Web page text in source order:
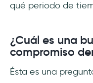
qué periodo de
¿Cuál es una
compromiso
Ésta es una